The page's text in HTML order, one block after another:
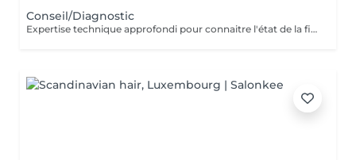
Conseil/Diagnostic
Expertise technique approfondi pour connaitre l'état de la fibre capillaire et diagnostic il vous aide à choisir une coupe et coiffage adapté à votre morphologie. Nous travaillons exclusivement avec un produit breveté de coloration permanente professionnelle sans ammoniaque, enrichie en caviar et en kératine. Elle offre des résultats intenses, homogènes et durables tout en respectant la fibre capillaire. Sa formule assure une couverture optimale des cheveux blancs, une excellente tenue et une brillance remarquable. Pour les blond la formule infusée d'actifs cosmétiques végétaux hydratants et protecteurs, permet un travail d'éclaircissement profond tout en douceur.